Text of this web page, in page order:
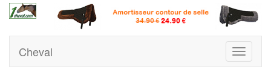
Toggle
Cheval